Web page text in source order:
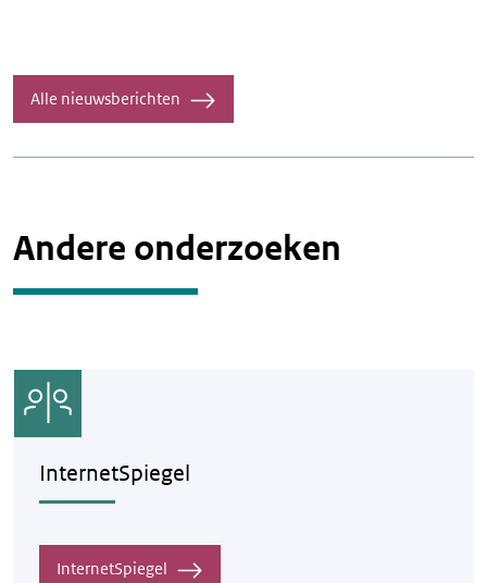
Alle nieuwsberichten
Andere onderzoeken
InternetSpiegel
InternetSpiegel